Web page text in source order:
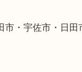
・宇佐市・日田